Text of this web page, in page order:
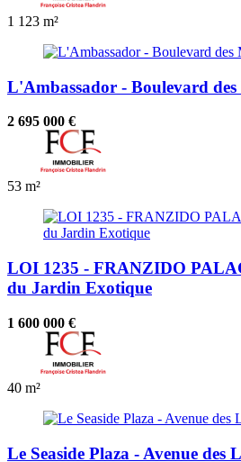
1 123 m²
L'Ambassador - Boulevard
2 695 000 €
53 m²
LOI 1235 - FRANZIDO
du Jardin Exotique
1 600 000 €
40 m²
Le Seaside Plaza - Avenue des